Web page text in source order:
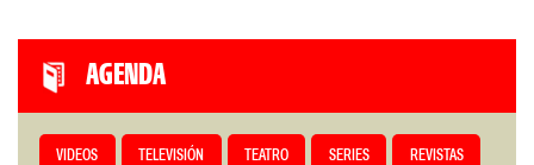
AGENDA
VIDEOS TELEVISIÓN TEATRO SERIES REVISTAS